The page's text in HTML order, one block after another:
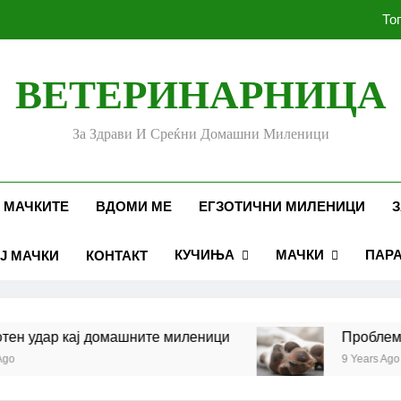
Убоди и угризи од
Стоматолошко здравје
Убоди и угризи од
ВЕТЕРИНАРНИЦА
За Здрави И Среќни Домашни Миленици
МАЧКИТЕ ВДОМИ МЕ ЕГЗОТИЧНИ МИЛЕНИЦИ
МАЧКИ КОНТАКТ КУЧИЊА МАЧКИ
кај домашните миленици Проблеми со
9 Years Ago